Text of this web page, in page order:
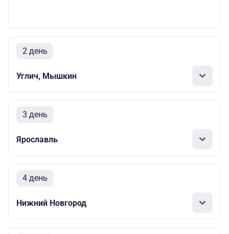
2 день
Углич, Мышкин
3 день
Ярославль
4 день
Нижний Новгород